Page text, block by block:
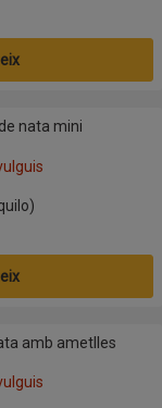
nata mini
amb ametlles